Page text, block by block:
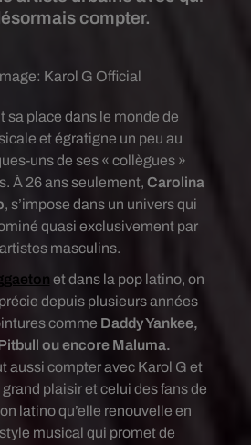
compter.
Karol G Official
sa place dans le monde de
et égratigne un peu au
uns de ses « collègues »
À 26 ans seulement, Carolina
, s’impose dans un univers qui
quasi exclusivement par
masculins.
et dans la pop latino, on
depuis plusieurs années
comme Daddy Yankee,
ou encore Maluma.
aussi compter avec Karol G et
plaisir et celui des fans de
latino qu’elle renouvelle en
musical qui promet de